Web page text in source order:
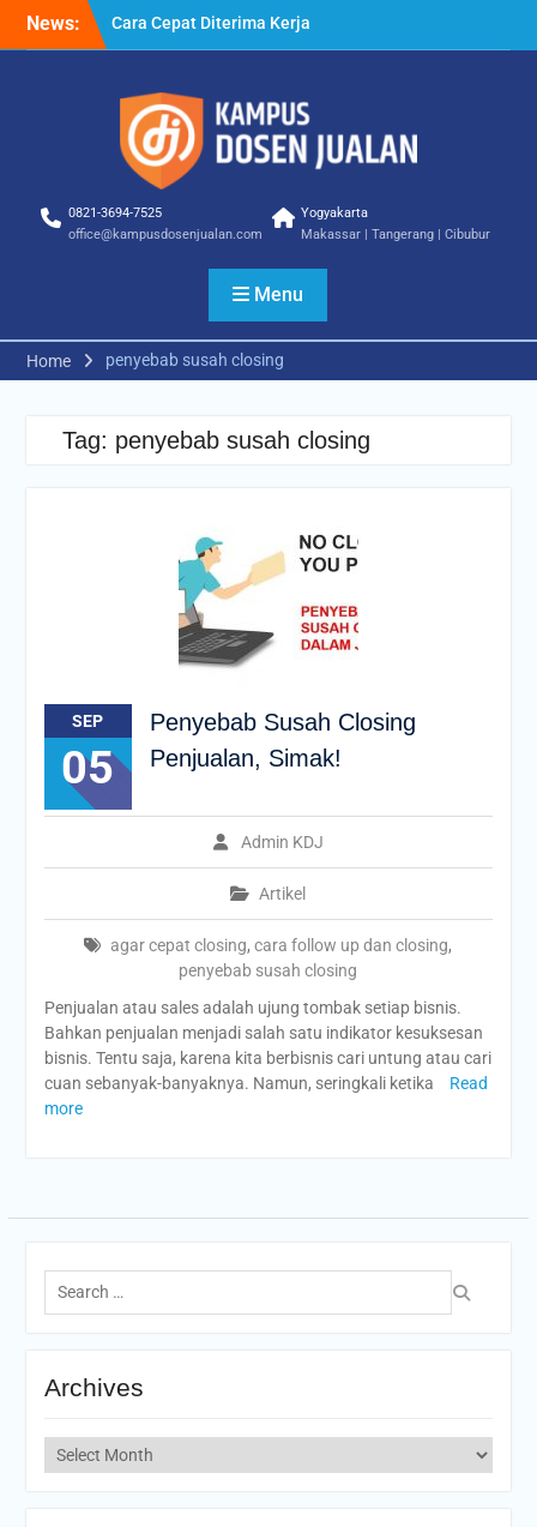
News:
Cara Cepat Diterima Kerja
– Tips Praktis yang Bisa
Cara Biar Dapat Pekerjaan
– Panduan Lengkap untuk
Pencari Kerja
Cara Dapat Pekerjaan –
Memperbesar Peluang
0821-3694-7525
office@kampusdosenjualan.com
Yogyakarta
Makassar | Tangerang | Cibubur
Menu
Home penyebab susah closing
Tag: penyebab susah closing
SEP
05
Penyebab Susah Closing
Penjualan, Simak!
Admin KDJ
Artikel
agar cepat closing,cara follow up dan closing,
penyebab susah closing
Penjualan atau sales adalah ujung tombak setiap bisnis.
Bahkan penjualan menjadi salah satu indikator kesuksesan
bisnis. Tentu saja, karena kita berbisnis cari untung atau cari
cuan sebanyak-banyaknya. Namun, seringkali ketika
Read
more
Search
for:
Archives
Archives